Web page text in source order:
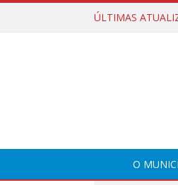
ÚLTIMAS
O